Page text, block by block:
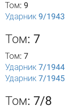
Том: 9
Ударник 9/1943
Том: 7
Том: 7
Ударник 7/1944
Ударник 7/1945
Том: 7/8